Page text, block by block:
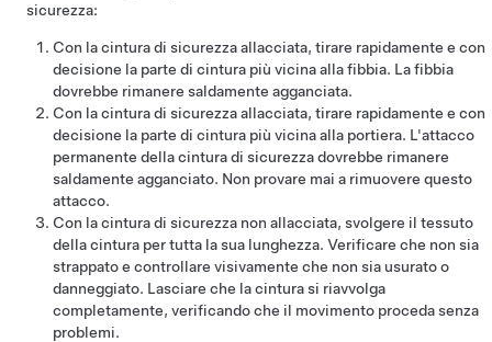
sicurezza:
Con la cintura di sicurezza allacciata, tirare rapidamente e con
decisione la parte di cintura più vicina alla fibbia. La fibbia
dovrebbe rimanere saldamente agganciata.
Con la cintura di sicurezza allacciata, tirare rapidamente e con
decisione la parte di cintura più vicina alla portiera. L'attacco
permanente della cintura di sicurezza dovrebbe rimanere
saldamente agganciato. Non provare mai a rimuovere questo
attacco.
Con la cintura di sicurezza non allacciata, svolgere il tessuto
della cintura per tutta la sua lunghezza. Verificare che non sia
strappato e controllare visivamente che non sia usurato o
danneggiato. Lasciare che la cintura si riavvolga
completamente, verificando che il movimento proceda senza
problemi.